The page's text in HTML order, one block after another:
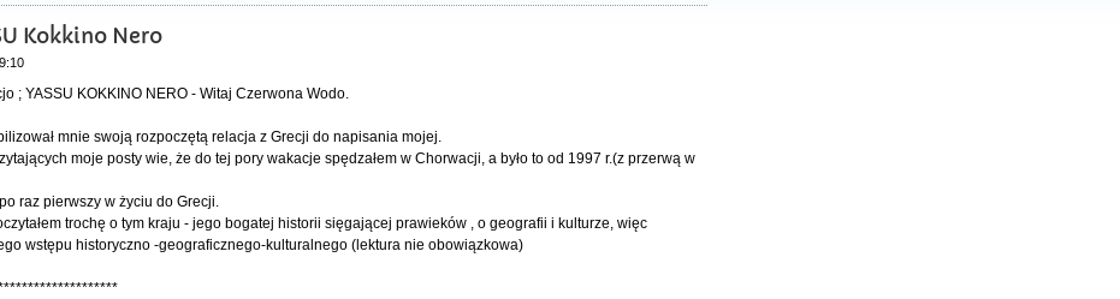
Kokkino Nero
; YASSU KOKKINO NERO - Witaj Czerwona Wodo.
mnie swoją rozpoczętą relacja z Grecji do napisania mojej.
moje posty wie, że do tej pory wakacje spędzałem w Chorwacji, a było to od 1997 r.(z przerwą w
raz pierwszy w życiu do Grecji.
trochę o tym kraju - jego bogatej historii sięgającej prawieków , o geografii i kulturze, więc
wstępu historyczno -geograficznego-kulturalnego (lektura nie obowiązkowa)